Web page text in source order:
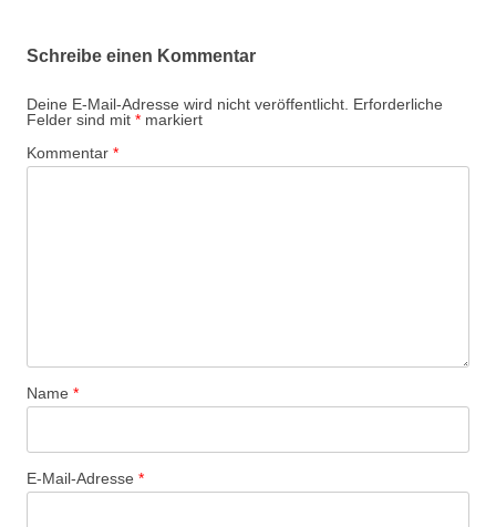
r
a
g
s
t
o
Schreibe einen Kommentar
Deine E-Mail-Adresse wird nicht veröffentlicht. Erforderliche
Felder sind mit * markiert
Kommentar *
Name *
E-Mail-Adresse *